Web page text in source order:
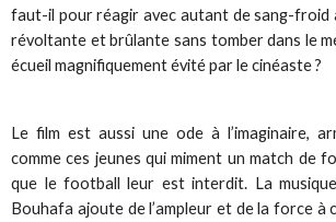
faut-il pour réagir avec autant de sang-froid
révoltante et brûlante sans tomber dans le
écueil magnifiquement évité par le cinéaste ?
Le film est aussi une ode à l’imaginaire,
comme ces jeunes qui miment un match de
que le football leur est interdit. La musique,
Bouhafa ajoute de l’ampleur et de la force à